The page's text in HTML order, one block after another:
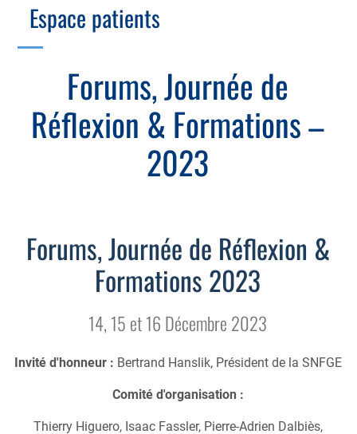
Forums, Journée de
Réflexion & Formations –
2023
Forums, Journée de Réflexion &
Formations 2023
14, 15 et 16 Décembre 2023
Invité d'honneur : Bertrand Hanslik, Président de la SNFGE
Comité d'organisation :
Thierry Higuero, Isaac Fassler, Pierre-Adrien Dalbiès,
Échographie
Gastro-pédiatrie
Hépatologie
Proctologie
Cellule d’Aide à la Recherche Clinique
Cotation des actes, lien avec les syndicats
Juridique
Plateau technique
Espace patients
Estomac
Foie
Nutrition
Tube digestif
My MICI Book
Qu’est-ce que la coloscopie ?